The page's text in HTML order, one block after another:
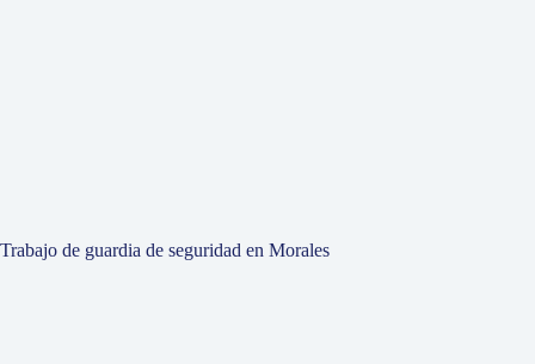
Trabajo de guardia de seguridad en Morales